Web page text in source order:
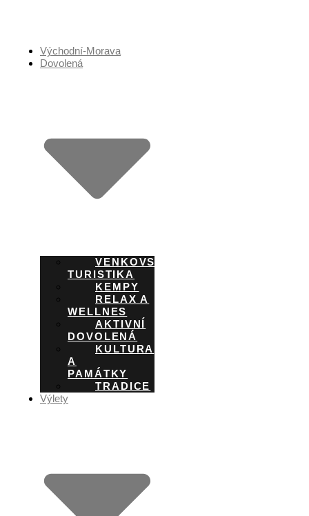
Východní-Morava
Dovolená
VENKOVSKÁ
TURISTIKA
KEMPY
RELAX A
WELLNES
AKTIVNÍ
DOVOLENÁ
KULTURA
A
PAMÁTKY
TRADICE
Výlety